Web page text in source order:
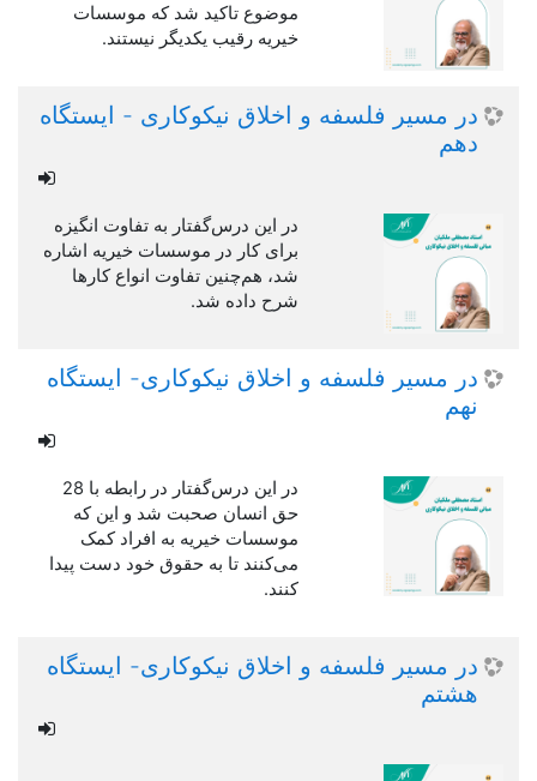
موضوع تاکید شد که موسسات
خیریه رقیب یکدیگر نیستند.
در مسیر فلسفه و اخلاق نیکوکاری - ایستگاه
دهم
در این درس‌گفتار به تفاوت انگیزه
برای کار در موسسات خیریه اشاره
شد، هم‌چنین تفاوت انواع کارها
شرح داده شد.
در مسیر فلسفه و اخلاق نیکوکاری- ایستگاه
نهم
در این درس‌گفتار در رابطه با 28
حق انسان صحبت شد و این که
موسسات خیریه به افراد کمک
می‌کنند تا به حقوق خود دست پیدا
کنند.
در مسیر فلسفه و اخلاق نیکوکاری- ایستگاه
هشتم